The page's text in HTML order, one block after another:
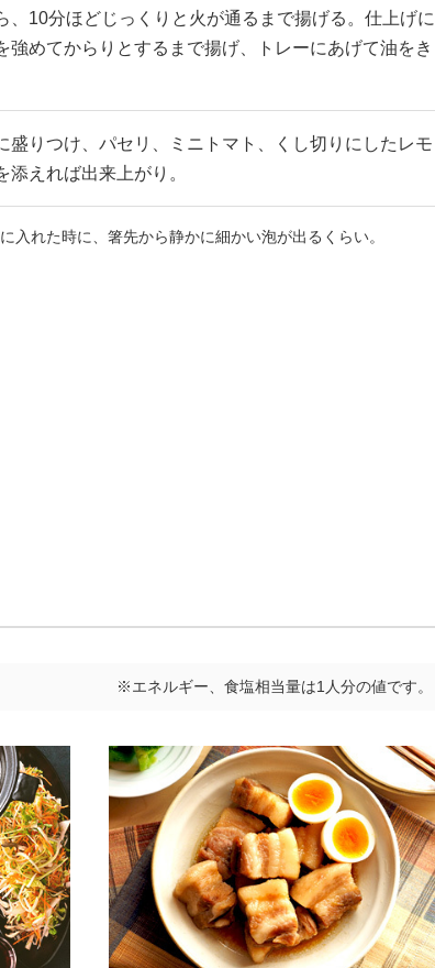
、10分ほどじっくりと火が通るまで揚げる。仕上げに
強めてからりとするまで揚げ、トレーにあげて油をき
盛りつけ、パセリ、ミニトマト、くし切りにしたレモ
添えれば出来上がり。
入れた時に、箸先から静かに細かい泡が出るくらい。
※エネルギー、食塩相当量は1人分の値です。